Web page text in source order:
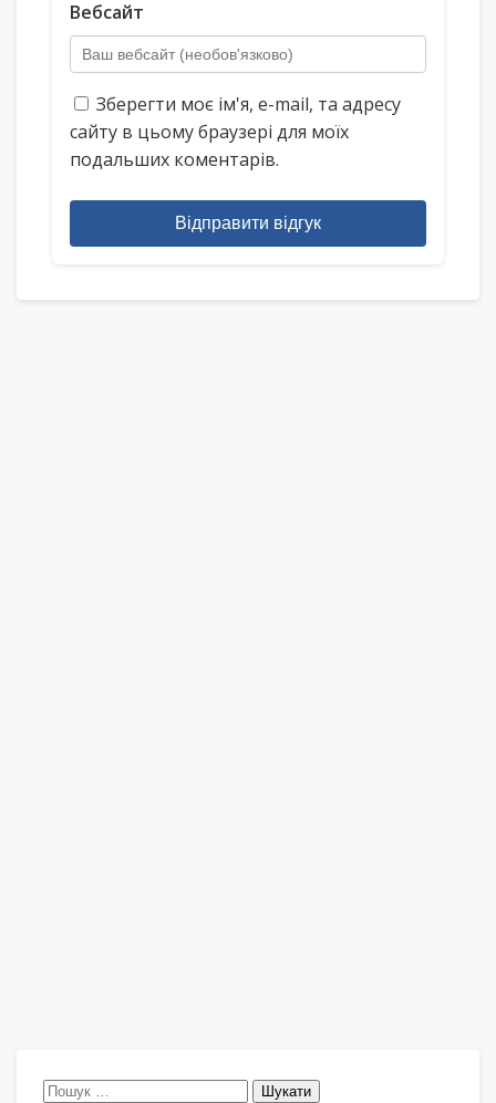
Вебсайт
Зберегти моє ім'я, e-mail, та адресу
сайту в цьому браузері для моїх
подальших коментарів.
Відправити відгук
Пошук: